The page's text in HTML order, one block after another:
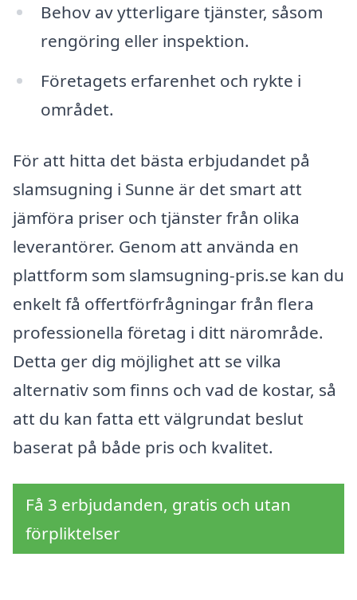
Behov av ytterligare tjänster, såsom
rengöring eller inspektion.
Företagets erfarenhet och rykte i
området.
För att hitta det bästa erbjudandet på
slamsugning i Sunne är det smart att
jämföra priser och tjänster från olika
leverantörer. Genom att använda en
plattform som slamsugning-pris.se kan du
enkelt få offertförfrågningar från flera
professionella företag i ditt närområde.
Detta ger dig möjlighet att se vilka
alternativ som finns och vad de kostar, så
att du kan fatta ett välgrundat beslut
baserat på både pris och kvalitet.
Få 3 erbjudanden, gratis och utan
förpliktelser